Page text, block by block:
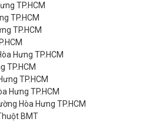
TP.HCM
TP.HCM
TP.HCM
Hưng TP.HCM
TP.HCM
TP.HCM
Hưng TP.HCM
Hòa Hưng TP.HCM
BMT